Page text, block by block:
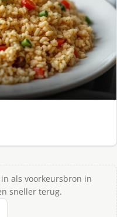
in als voorkeursbron in
sneller terug.